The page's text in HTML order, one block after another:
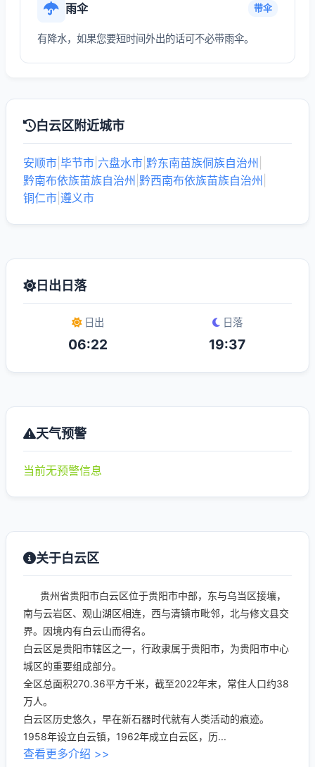
雨伞 带伞
有降水，如果您要短时间外出的话可不必带雨伞。
白云区附近城市
安顺市 毕节市 六盘水市 黔东南苗族侗族自治州
黔南布依族苗族自治州 黔西南布依族苗族自治州
铜仁市 遵义市
日出日落
日出
06:22
日落
19:37
天气预警
当前无预警信息
关于白云区
贵州省贵阳市白云区位于贵阳市中部，东与乌当区接壤，
南与云岩区、观山湖区相连，西与清镇市毗邻，北与修文县交
界。因境内有白云山而得名。
白云区是贵阳市辖区之一，行政隶属于贵阳市，为贵阳市中心
城区的重要组成部分。
全区总面积270.36平方千米，截至2022年末，常住人口约38
万人。
白云区历史悠久，早在新石器时代就有人类活动的痕迹。
1958年设立白云镇，1962年成立白云区，历...
查看更多介绍 >>